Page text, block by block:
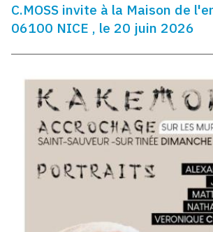
C.MOSS invite à la Maison de
06100 NICE , le 20 juin 2026